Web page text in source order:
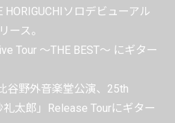
HORIGUCHIソロデビューアル
ース。
Tour 〜THE BEST〜 にギター
野外音楽堂公演、25th
太郎」Release Tourにギター